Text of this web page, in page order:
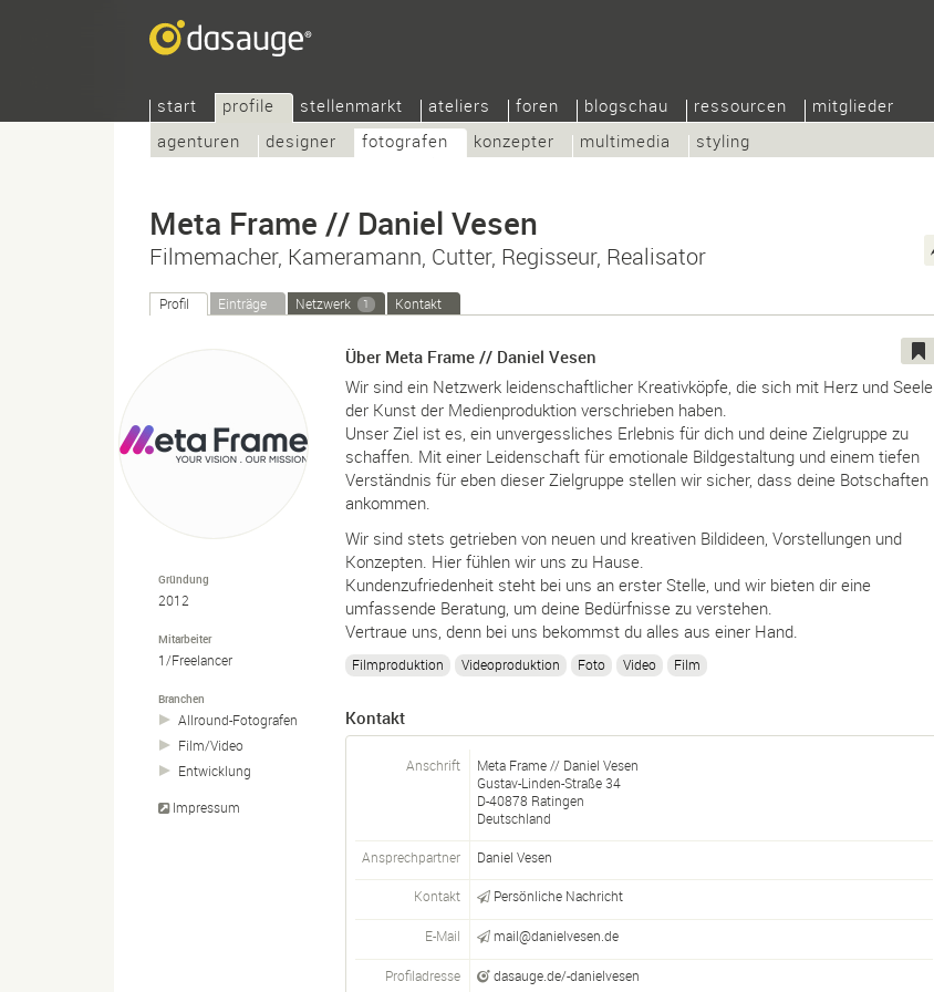
start
profile
agenturen
designer fotografen konzepter multimedia styling
stellenmarkt ateliers foren blogschau ressourcen mitglieder
Meta Frame // Daniel Vesen
Filmemacher, Kameramann, Cutter, Regisseur, Realisator
Profil Einträge Netzwerk 1 Kontakt
Gründung
2012
Mitarbeiter
1/Freelancer
Branchen
Allround-Fotografen
Film/Video
Entwicklung
Impressum
Über Meta Frame // Daniel Vesen
Wir sind ein Netzwerk leidenschaftlicher Kreativköpfe, die sich mit Herz und Seele
der Kunst der Medienproduktion verschrieben haben.
Unser Ziel ist es, ein unvergessliches Erlebnis für dich und deine Zielgruppe zu
schaffen. Mit einer Leidenschaft für emotionale Bildgestaltung und einem tiefen
Verständnis für eben dieser Zielgruppe stellen wir sicher, dass deine Botschaften
ankommen.
Wir sind stets getrieben von neuen und kreativen Bildideen, Vorstellungen und
Konzepten. Hier fühlen wir uns zu Hause.
Kundenzufriedenheit steht bei uns an erster Stelle, und wir bieten dir eine
umfassende Beratung, um deine Bedürfnisse zu verstehen.
Vertraue uns, denn bei uns bekommst du alles aus einer Hand.
Filmproduktion Videoproduktion Foto Video Film
Kontakt
Anschrift
Meta Frame // Daniel Vesen
Gustav-Linden-Straße 34
D-40878 Ratingen
Deutschland
Ansprechpartner Daniel Vesen
Kontakt Persönliche Nachricht
E-Mail mail@danielvesen.de
Profiladresse dasauge.de/-danielvesen